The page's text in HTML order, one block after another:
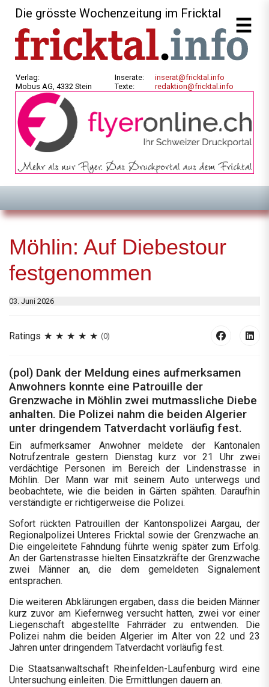
Die grösste Wochenzeitung im Fricktal
Verlag:
Mobus AG, 4332 Stein
Inserate:
Texte:
inserat@fricktal.info
redaktion@fricktal.info
Möhlin: Auf Diebestour
festgenommen
03. Juni 2026
Ratings (0)
(pol) Dank der Meldung eines aufmerksamen
Anwohners konnte eine Patrouille der
Grenzwache in Möhlin zwei mutmassliche Diebe
anhalten. Die Polizei nahm die beiden Algerier
unter dringendem Tatverdacht vorläufig fest.
Ein aufmerksamer Anwohner meldete der Kantonalen
Notrufzentrale gestern Dienstag kurz vor 21 Uhr zwei
verdächtige Personen im Bereich der Lindenstrasse in
Möhlin. Der Mann war mit seinem Auto unterwegs und
beobachtete, wie die beiden in Gärten spähten. Daraufhin
verständigte er richtigerweise die Polizei.
Sofort rückten Patrouillen der Kantonspolizei Aargau, der
Regionalpolizei Unteres Fricktal sowie der Grenzwache an.
Die eingeleitete Fahndung führte wenig später zum Erfolg.
An der Gartenstrasse hielten Einsatzkräfte der Grenzwache
zwei Männer an, die dem gemeldeten Signalement
entsprachen.
Die weiteren Abklärungen ergaben, dass die beiden Männer
kurz zuvor am Kiefernweg versucht hatten, zwei vor einer
Liegenschaft abgestellte Fahrräder zu entwenden. Die
Polizei nahm die beiden Algerier im Alter von 22 und 23
Jahren unter dringendem Tatverdacht vorläufig fest.
Die Staatsanwaltschaft Rheinfelden-Laufenburg wird eine
Untersuchung einleiten. Die Ermittlungen dauern an.